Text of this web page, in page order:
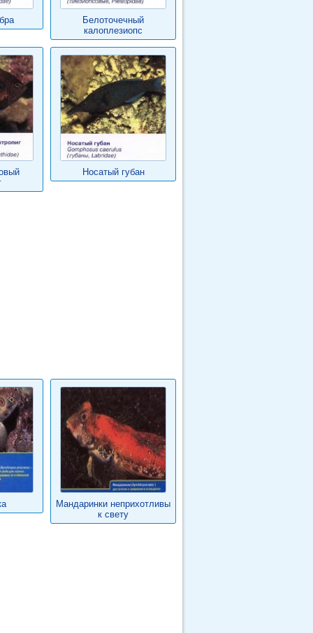
Белоточечный
калоплезиопс
Носатый губан
Мандаринки неприхотливы
к свету